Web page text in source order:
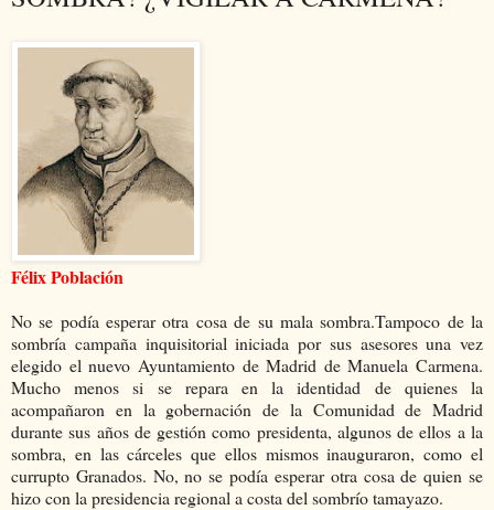
Félix Población
No se podía esperar otra cosa de su mala sombra.Tampoco de la
sombría campaña inquisitorial iniciada por sus asesores una vez
elegido el nuevo Ayuntamiento de Madrid de Manuela Carmena.
Mucho menos si se repara en la identidad de quienes la
acompañaron en la gobernación de la Comunidad de Madrid
durante sus años de gestión como presidenta, algunos de ellos a la
sombra, en las cárceles que ellos mismos inauguraron, como el
currupto Granados. No, no se podía esperar otra cosa de quien se
hizo con la presidencia regional a costa del sombrío tamayazo.